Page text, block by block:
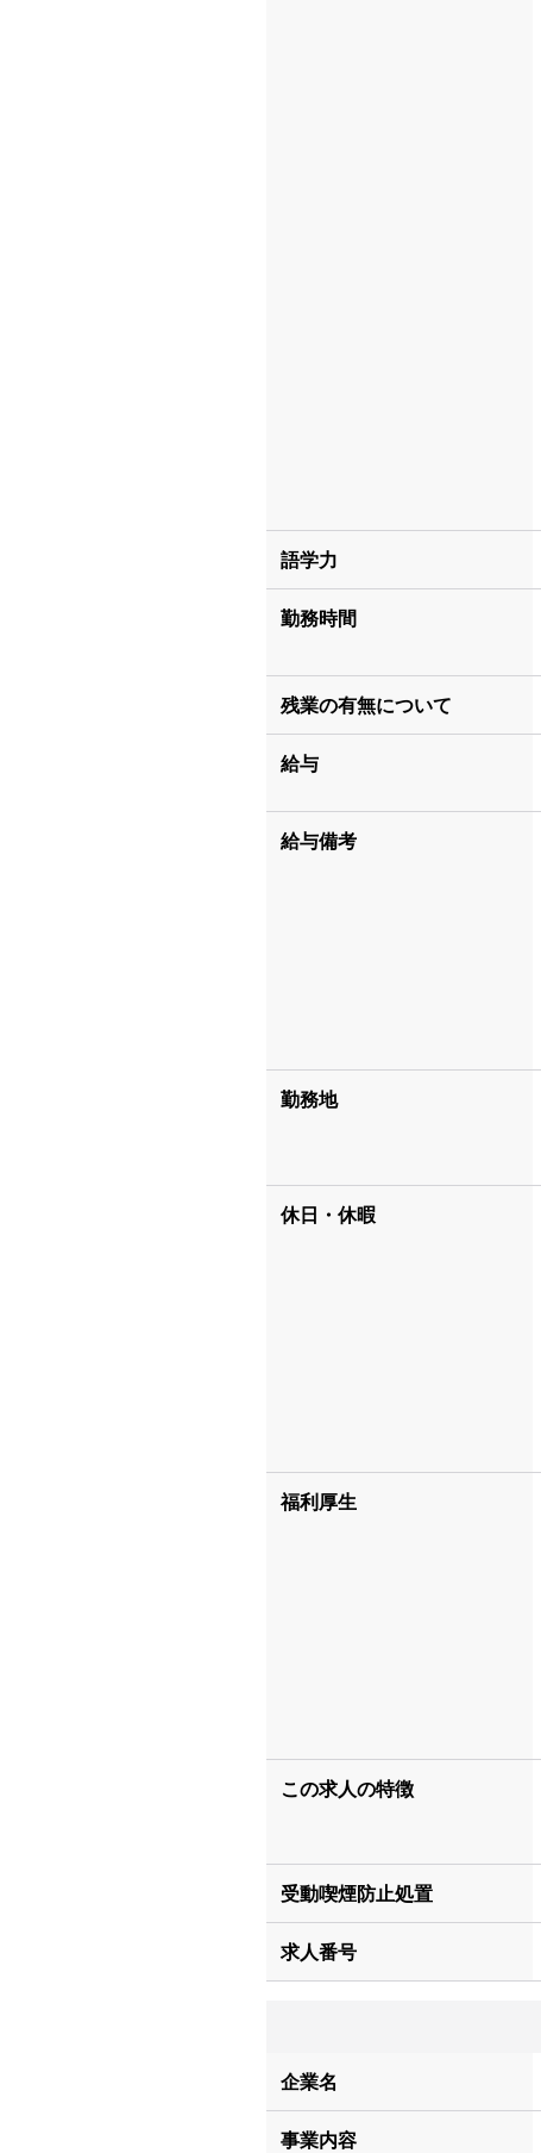
語学力
勤務時間
残業の有無について
給与
給与備考
勤務地
休日・休暇
福利厚生
この求人の特徴
受動喫煙防止処置
求人番号
企業名
事業内容